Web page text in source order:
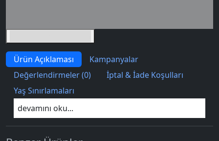
Ürün Açıklaması
Kampanyalar
Değerlendirmeler (0)
İptal & İade Koşulları
Yaş Sınırlamaları
devamını oku...